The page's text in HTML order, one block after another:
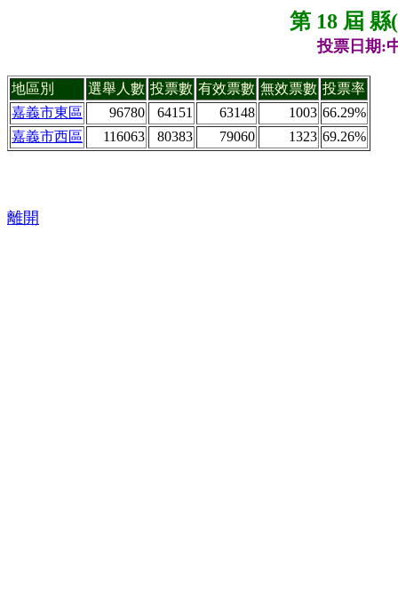
第 18 屆
投票日期:
地區別 選舉人數 投票數 有效票數 無效票數 投票率
嘉義市東區
96780 64151 63148 1003 66.29%
嘉義市西區
116063 80383 79060 1323 69.26%
離開